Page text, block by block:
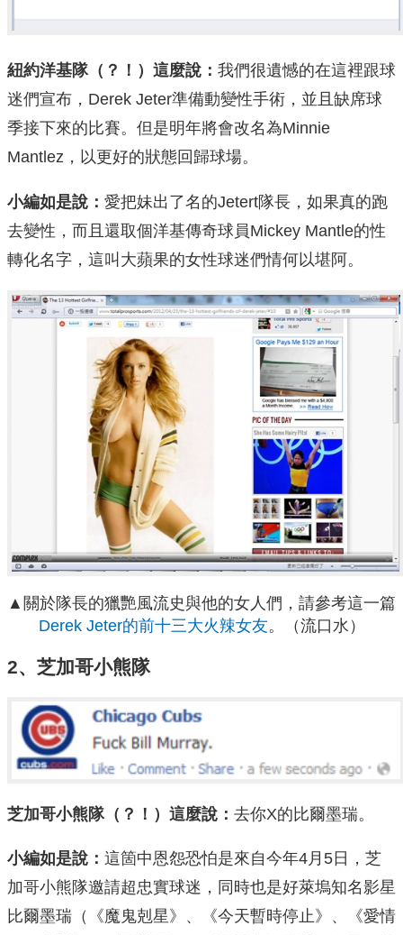
紐約洋基隊（？！）這麼說： 我們很遺憾的在這裡跟球
迷們宣布，Derek Jeter準備動變性手術，並且缺席球
季接下來的比賽。但是明年將會改名為Minnie
Mantlez，以更好的狀態回歸球場。
小編如是說： 愛把妹出了名的Jetert隊長，如果真的跑
去變性，而且還取個洋基傳奇球員Mickey Mantle的性
轉化名字，這叫大蘋果的女性球迷們情何以堪阿。
▲關於隊長的獵艷風流史與他的女人們，請參考這一篇
Derek Jeter的前十三大火辣女友。（流口水）
2、芝加哥小熊隊
芝加哥小熊隊（？！）這麼說： 去你X的比爾墨瑞。
小編如是說： 這箇中恩怨恐怕是來自今年4月5日，芝
加哥小熊隊邀請超忠實球迷，同時也是好萊塢知名影星
比爾墨瑞（《魔鬼剋星》、《今天暫時停止》、《愛情